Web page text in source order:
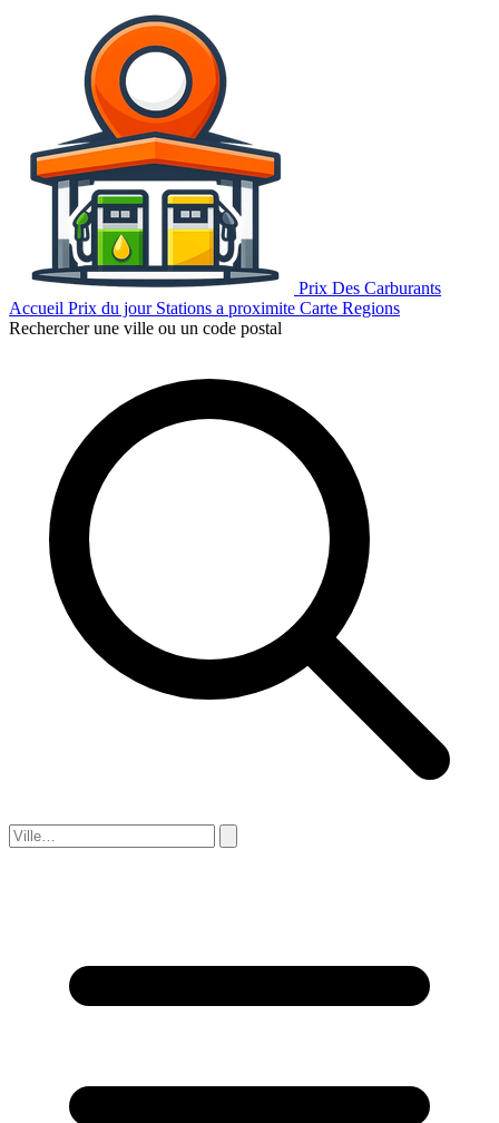
Prix Des Carburants
Accueil Prix du jour Stations a proximite Carte Regions
Rechercher une ville ou un code postal